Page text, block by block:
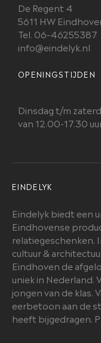
De Regent 4
5611 HW
Tel. 06-46255387
info@eindelyk.nl
OPENINGSTIJDEN
Dinsdag t/m
van 12.00-17.30
EINDELYK
Eindelyk biedt een
Eindhovense
relatiegeschenken.
cultuur &
Eindhoven de
uniek in Nederland.
jongen van de klas.
eerbetoon aan de
heeft bijgedragen.